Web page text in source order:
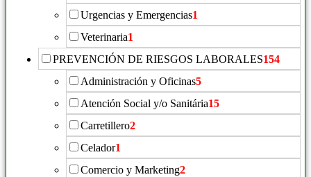
Urgencias y Emergencias1
Veterinaria1
PREVENCIÓN DE RIESGOS LABORALES154
Administración y Oficinas5
Atención Social y/o Sanitária15
Carretillero2
Celador1
Comercio y Marketing2